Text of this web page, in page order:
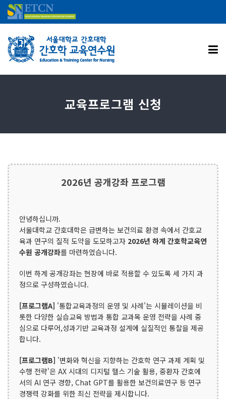
교육프로그램 신청
2026년 공개강좌 프로그램
안녕하십니까.
서울대학교 간호대학은 급변하는 보건의료 환경 속에서 간호교
육과 연구의 질적 도약을 도모하고자 2026년 하계 간호학교육연
수원 공개강좌를 마련하였습니다.
이번 하계 공개강좌는 현장에 바로 적용할 수 있도록 세 가지 과
정으로 구성하였습니다.
[프로그램A] '통합교육과정의 운영 및 사례'는 시뮬레이션을 비
롯한 다양한 실습교육 방법과 통합 교과목 운영 전략을 사례 중
심으로 다루어,성과기반 교육과정 설계에 실질적인 통찰을 제공
합니다.
[프로그램B] '변화와 혁신을 지향하는 간호학 연구 과제 계획 및
수행 전략'은 AX 시대의 디지털 헬스 기술 활용, 중환자 간호에
서의 AI 연구 경향, Chat GPT를 활용한 보건의료연구 등 연구
경쟁력 강화를 위한 최신 전략을 제시합니다.